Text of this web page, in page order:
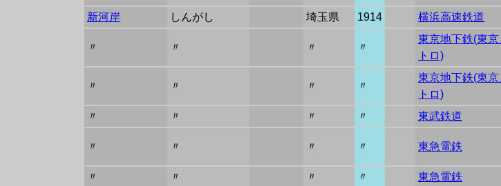
新河岸
しんがし 埼玉県 1914 横浜高速鉄道
〃 〃 〃 〃
東京地下鉄(東京
トロ)
〃 〃 〃 〃
東京地下鉄(東京
トロ)
〃 〃 〃 〃 東武鉄道
〃 〃 〃 〃 東急電鉄
〃 〃 〃 〃 東急電鉄